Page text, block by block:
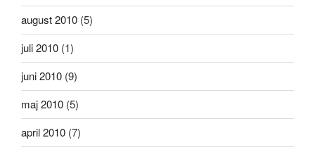
august 2010 (5)
juli 2010 (1)
juni 2010 (9)
maj 2010 (5)
april 2010 (7)